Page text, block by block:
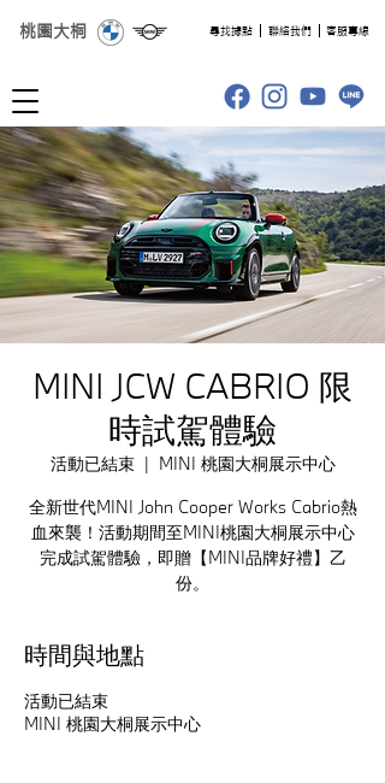
桃園大桐 ​尋找據點 聯絡我們 客服專線
MINI JCW CABRIO 限
時試駕體驗
活動已結束 MINI 桃園大桐展示中心
全新世代MINI John Cooper Works Cabrio熱
血來襲！活動期間至MINI桃園大桐展示中心
完成試駕體驗，即贈【MINI品牌好禮】乙
份。
時間與地點
活動已結束
MINI 桃園大桐展示中心